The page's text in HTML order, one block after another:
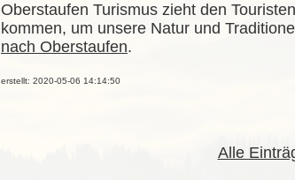
Oberstaufen Turismus zieht den
kommen, um unsere Natur und
nach Oberstaufen.
erstellt: 2020-05-06 14:14:50
Alle